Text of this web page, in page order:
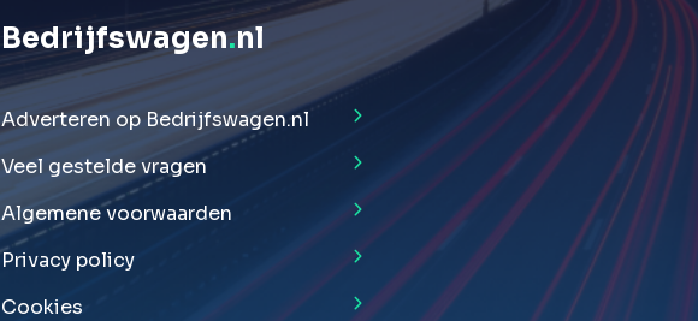
Bedrijfswagen.nl
Adverteren op Bedrijfswagen.nl
Veel gestelde vragen
Algemene voorwaarden
Privacy policy
Cookies